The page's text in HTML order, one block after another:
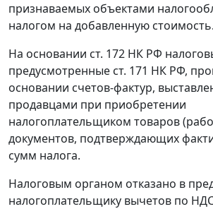
признаваемых объектами
налогом на добавленную стоимость.
На основании ст. 172 НК РФ
предусмотренные ст. 171 НК РФ,
основании счетов-фактур,
продавцами при приобретении
налогоплательщиком товаров
документов, подтверждающих
сумм налога.
Налоговым органом отказано в
налогоплательщику вычетов по НДС